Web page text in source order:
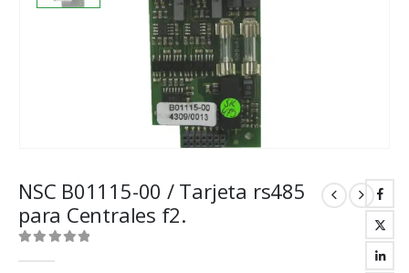
NSC B01115-00 / Tarjeta rs485
para Centrales f2.